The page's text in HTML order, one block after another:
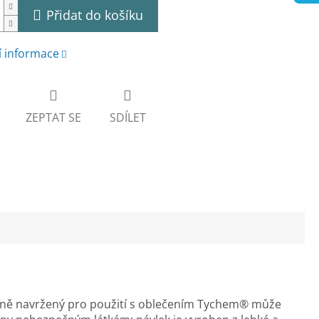
Přidat do košíku
informace
ZEPTAT SE SDÍLET
navržený pro použití s ​​oblečením Tychem® může